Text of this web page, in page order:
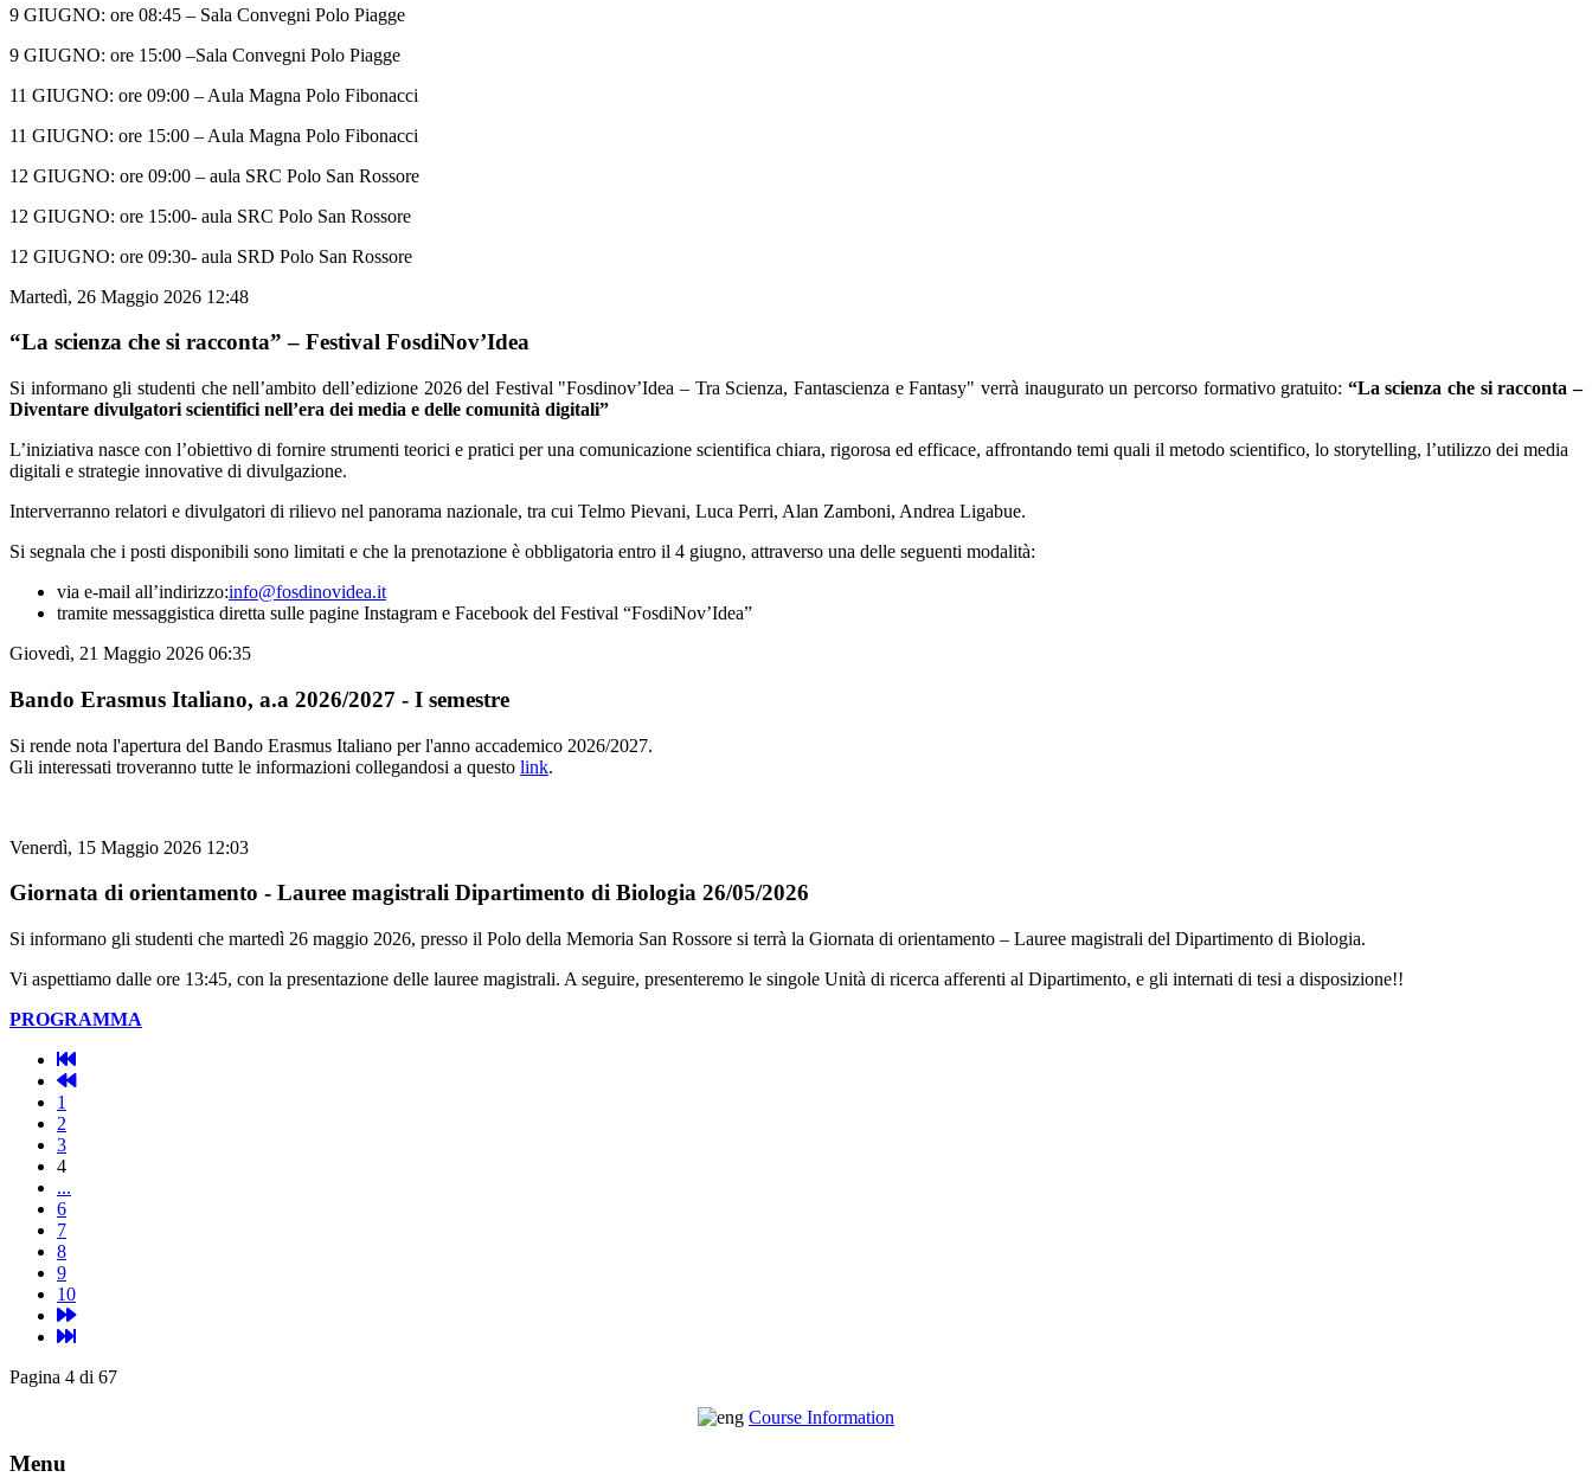
9 GIUGNO: ore 08:45 – Sala Convegni Polo Piagge
9 GIUGNO: ore 15:00 –Sala Convegni Polo Piagge
11 GIUGNO: ore 09:00 – Aula Magna Polo Fibonacci
11 GIUGNO: ore 15:00 – Aula Magna Polo Fibonacci
12 GIUGNO: ore 09:00 – aula SRC Polo San Rossore
12 GIUGNO: ore 15:00- aula SRC Polo San Rossore
12 GIUGNO: ore 09:30- aula SRD Polo San Rossore
Martedì, 26 Maggio 2026 12:48
“La scienza che si racconta” – Festival FosdiNov’Idea
Si informano gli studenti che nell’ambito dell’edizione 2026 del Festival "Fosdinov’Idea – Tra Scienza, Fantascienza e Fantasy" verrà inaugurato un percorso formativo gratuito: “La scienza che si racconta –
Diventare divulgatori scientifici nell’era dei media e delle comunità digitali”
L’iniziativa nasce con l’obiettivo di fornire strumenti teorici e pratici per una comunicazione scientifica chiara, rigorosa ed efficace, affrontando temi quali il metodo scientifico, lo storytelling, l’utilizzo dei media
digitali e strategie innovative di divulgazione.
Interverranno relatori e divulgatori di rilievo nel panorama nazionale, tra cui Telmo Pievani, Luca Perri, Alan Zamboni, Andrea Ligabue.
Si segnala che i posti disponibili sono limitati e che la prenotazione è obbligatoria entro il 4 giugno, attraverso una delle seguenti modalità:
via e-mail all’indirizzo:info@fosdinovidea.it
tramite messaggistica diretta sulle pagine Instagram e Facebook del Festival “FosdiNov’Idea”
Giovedì, 21 Maggio 2026 06:35
Bando Erasmus Italiano, a.a 2026/2027 - I semestre
Si rende nota l'apertura del Bando Erasmus Italiano per l'anno accademico 2026/2027.
Gli interessati troveranno tutte le informazioni collegandosi a questo link.
Venerdì, 15 Maggio 2026 12:03
Giornata di orientamento - Lauree magistrali Dipartimento di Biologia 26/05/2026
Si informano gli studenti che martedì 26 maggio 2026, presso il Polo della Memoria San Rossore si terrà la Giornata di orientamento – Lauree magistrali del Dipartimento di Biologia.
Vi aspettiamo dalle ore 13:45, con la presentazione delle lauree magistrali. A seguire, presenteremo le singole Unità di ricerca afferenti al Dipartimento, e gli internati di tesi a disposizione!!
PROGRAMMA
1
2
3
4
...
6
7
8
9
10
Pagina 4 di 67
Course Information
Menu